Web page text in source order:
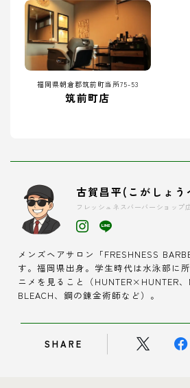
福岡県朝倉郡筑前町当所75-53
筑前町店
古賀昌平(こがしょう
フレッシュネスバーバーショップ
メンズヘアサロン「FRESHNESS
す。福岡県出身。学生時代は水泳部に
ニメを見ること（HUNTER×HUNTER、
BLEACH、鋼の錬金術師など）。
SHARE